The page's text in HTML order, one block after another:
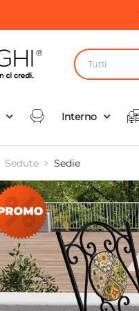
Tutti
Interno
Sedute Sedie